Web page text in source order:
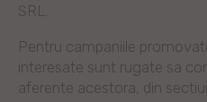
SRL.
Pentru campaniile
interesate sunt rugate sa
aferente acestora, din